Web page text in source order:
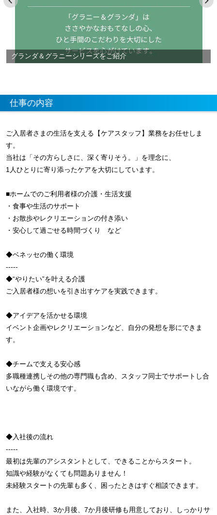
グランダ＆グラニーシリーズをご紹介
仕事の内容
ご入居者さまの生活を支える【ケアスタッフ】業務をお任せしま
す。
当社は「その方らしさに、深く寄りそう。」を理念に、
1人ひとりに寄り添ったケアを大切にしています。
■ホームでのご利用者様の介護・生活支援
・食事や生活のサポート
・お散歩やレクリエーションの付き添い
・安心して過ごせる時間づくり など
◆ベネッセの働く環境
-----
◆“やりたい”を叶える介護
ご入居者様の想いを引き出すケアを実践できます。
◆アイデアを活かせる環境
イベント企画やレクリエーションなど、自分の発想を形にできま
す。
◆チームで支える安心感
多職種連携しその他の専門職も含め、スタッフ同士でサポートし合
いながら働く環境です。
◆入社後の流れ
-----
最初は先輩のアシスタントとして、できることからスタート。
知識や経験がなくても問題ありません！
未経験スタートの先輩も多く、困ったときはすぐ相談できます。
また、入社時、3か月後、7か月後研修も用意しており、しっかりサ